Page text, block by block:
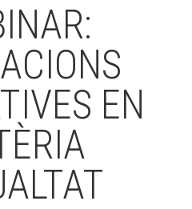
EN
I JOVES
SECTOR
I JOVES
SECTOR